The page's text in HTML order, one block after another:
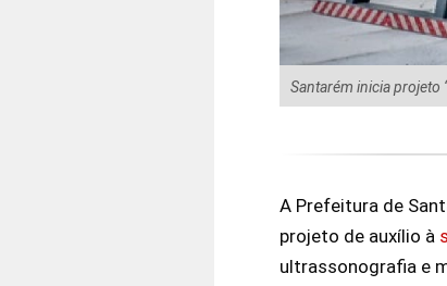
Santarém inicia projeto
A Prefeitura de
projeto de auxílio à
ultrassonografia e